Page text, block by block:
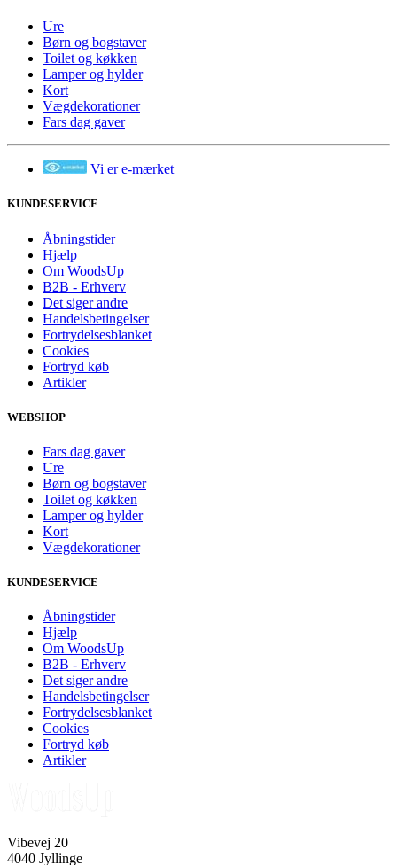
Ure
Børn og bogstaver
Toilet og køkken
Lamper og hylder
Kort
Vægdekorationer
Fars dag gaver
Vi er e-mærket
KUNDESERVICE
Åbningstider
Hjælp
Om WoodsUp
B2B - Erhverv
Det siger andre
Handelsbetingelser
Fortrydelsesblanket
Cookies
Fortryd køb
Artikler
WEBSHOP
Fars dag gaver
Ure
Børn og bogstaver
Toilet og køkken
Lamper og hylder
Kort
Vægdekorationer
KUNDESERVICE
Åbningstider
Hjælp
Om WoodsUp
B2B - Erhverv
Det siger andre
Handelsbetingelser
Fortrydelsesblanket
Cookies
Fortryd køb
Artikler
Vibevej 20
4040 Jyllinge